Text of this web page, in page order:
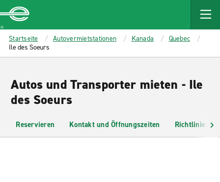
MAIN
CONTENT
Enterprise
Startseite Autovermietstationen Kanada
Quebec
Ile des Soeurs
Autos und Transporter mieten - Ile
des Soeurs
Reservieren Kontakt und Öffnungszeiten Richtlinien